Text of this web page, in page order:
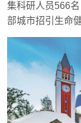
集科研人员566
部城市招引生命